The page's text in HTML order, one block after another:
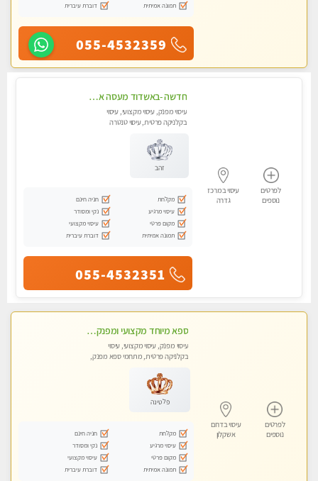
תמונה אמיתית
דוברת עיברית
055-4532359
לפרטים
נוספים
עיסוי במרכז
גדרה
חדשה -באשדוד מעסה איכותית מפנקת ומקצועית לעיסוי חלומי ..... בגבעתיים
עיסוי מפנק, עיסוי מקצועי, עיסוי
בקלניקה פרטית, עיסוי טנטרה
זהב
מקלחת
חניה חינם
עיסוי מרגיע
נקי ומסודר
מקום פרטי
עיסוי מקצועי
תמונה אמיתית
דוברת עיברית
055-4532351
לפרטים
נוספים
עיסוי בדרום
אשקלון
ספא מיוחד מקצועי ומפנק באשקלון
עיסוי מפנק, עיסוי מקצועי, עיסוי
בקלניקה פרטית, מתחמי ספא מפנק,
פלטינה
מקלחת
חניה חינם
עיסוי מרגיע
נקי ומסודר
מקום פרטי
עיסוי מקצועי
תמונה אמיתית
דוברת עיברית